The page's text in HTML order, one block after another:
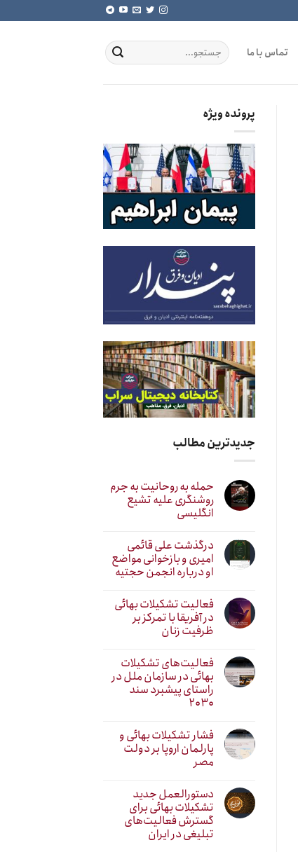
تماس با ما
پرونده ویژه
جدیدترین مطالب
حمله به روحانیت به جرم
روشنگری علیه تشیع
انگلیسی
درگذشت علی قائمی
امیری و بازخوانی مواضع
او درباره انجمن حجتیه
فعالیت تشکیلات بهائی
در آفریقا با تمرکز بر
ظرفیت زنان
فعالیت‌های تشکیلات
بهائی در سازمان ملل در
راستای پیشبرد سند
۲۰۳۰
فشار تشکیلات بهائی و
پارلمان اروپا بر دولت
مصر
دستورالعمل جدید
تشکیلات بهائی برای
گسترش فعالیت‌های
تبلیغی در ایران